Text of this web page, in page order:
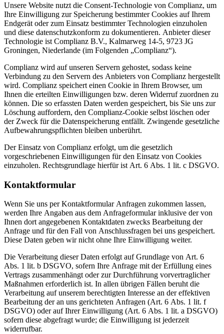
Unsere Website nutzt die Consent-Technologie von Complianz, um
Ihre Einwilligung zur Speicherung bestimmter Cookies auf Ihrem
Endgerät oder zum Einsatz bestimmter Technologien einzuholen
und diese datenschutzkonform zu dokumentieren. Anbieter dieser
Technologie ist Complianz B.V., Kalmarweg 14-5, 9723 JG
Groningen, Niederlande (im Folgenden „Complianz“).
Complianz wird auf unseren Servern gehostet, sodass keine
Verbindung zu den Servern des Anbieters von Complianz hergestellt
wird. Complianz speichert einen Cookie in Ihrem Browser, um
Ihnen die erteilten Einwilligungen bzw. deren Widerruf zuordnen zu
können. Die so erfassten Daten werden gespeichert, bis Sie uns zur
Löschung auffordern, den Complianz-Cookie selbst löschen oder
der Zweck für die Datenspeicherung entfällt. Zwingende gesetzliche
Aufbewahrungspflichten bleiben unberührt.
Der Einsatz von Complianz erfolgt, um die gesetzlich
vorgeschriebenen Einwilligungen für den Einsatz von Cookies
einzuholen. Rechtsgrundlage hierfür ist Art. 6 Abs. 1 lit. c DSGVO.
Kontaktformular
Wenn Sie uns per Kontaktformular Anfragen zukommen lassen,
werden Ihre Angaben aus dem Anfrageformular inklusive der von
Ihnen dort angegebenen Kontaktdaten zwecks Bearbeitung der
Anfrage und für den Fall von Anschlussfragen bei uns gespeichert.
Diese Daten geben wir nicht ohne Ihre Einwilligung weiter.
Die Verarbeitung dieser Daten erfolgt auf Grundlage von Art. 6
Abs. 1 lit. b DSGVO, sofern Ihre Anfrage mit der Erfüllung eines
Vertrags zusammenhängt oder zur Durchführung vorvertraglicher
Maßnahmen erforderlich ist. In allen übrigen Fällen beruht die
Verarbeitung auf unserem berechtigten Interesse an der effektiven
Bearbeitung der an uns gerichteten Anfragen (Art. 6 Abs. 1 lit. f
DSGVO) oder auf Ihrer Einwilligung (Art. 6 Abs. 1 lit. a DSGVO)
sofern diese abgefragt wurde; die Einwilligung ist jederzeit
widerrufbar.